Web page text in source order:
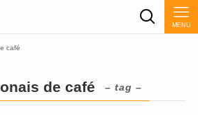
MENU
café
de café – tag –